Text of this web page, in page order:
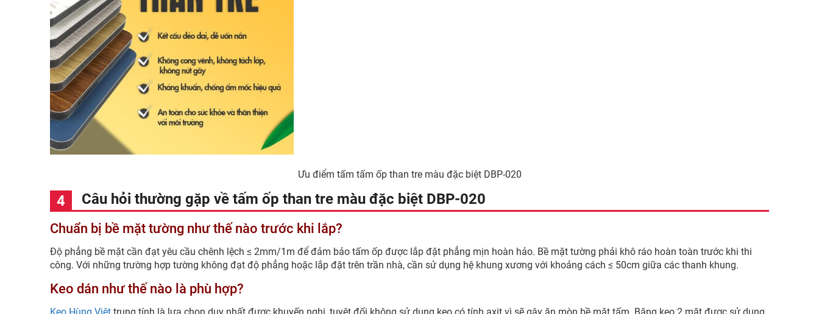
Ưu điểm tấm tấm ốp than tre màu đặc biệt DBP-020
Câu hỏi thường gặp về tấm ốp than tre màu đặc biệt DBP-020
Chuẩn bị bề mặt tường như thế nào trước khi lắp?
Độ phẳng bề mặt cần đạt yêu cầu chênh lệch ≤ 2mm/1m để đảm bảo tấm ốp được lắp đặt phẳng mịn hoàn hảo. Bề mặt tường phải khô ráo hoàn toàn trước khi thi
công. Với những trường hợp tường không đạt độ phẳng hoặc lắp đặt trên trần nhà, cần sử dụng hệ khung xương với khoảng cách ≤ 50cm giữa các thanh khung.
Keo dán như thế nào là phù hợp?